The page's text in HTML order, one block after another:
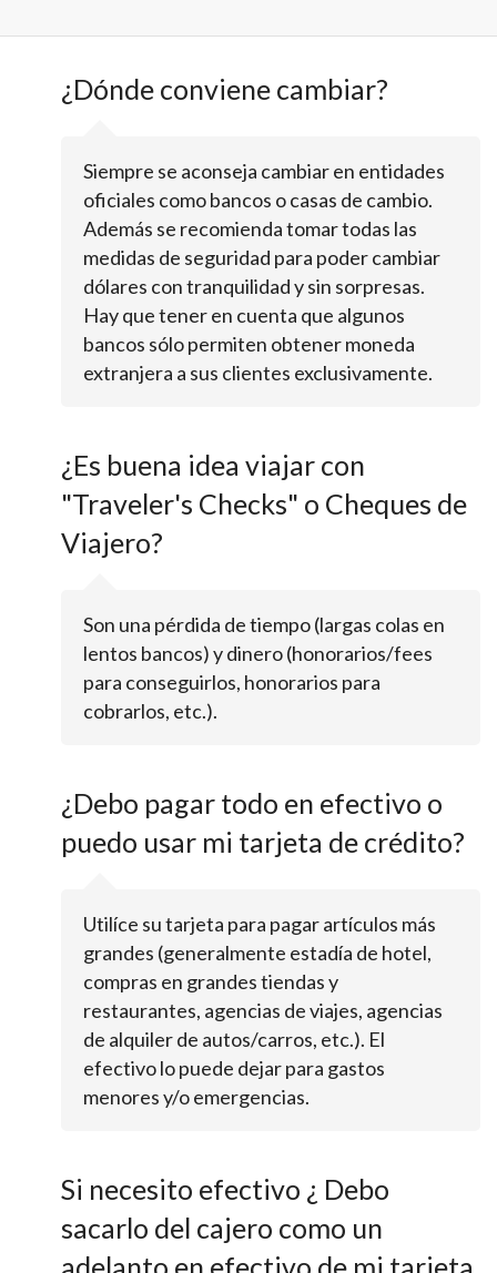
¿Dónde conviene cambiar?
Siempre se aconseja cambiar en entidades
oficiales como bancos o casas de cambio.
Además se recomienda tomar todas las
medidas de seguridad para poder cambiar
dólares con tranquilidad y sin sorpresas.
Hay que tener en cuenta que algunos
bancos sólo permiten obtener moneda
extranjera a sus clientes exclusivamente.
¿Es buena idea viajar con
"Traveler's Checks" o Cheques de
Viajero?
Son una pérdida de tiempo (largas colas en
lentos bancos) y dinero (honorarios/fees
para conseguirlos, honorarios para
cobrarlos, etc.).
¿Debo pagar todo en efectivo o
puedo usar mi tarjeta de crédito?
Utilíce su tarjeta para pagar artículos más
grandes (generalmente estadía de hotel,
compras en grandes tiendas y
restaurantes, agencias de viajes, agencias
de alquiler de autos/carros, etc.). El
efectivo lo puede dejar para gastos
menores y/o emergencias.
Si necesito efectivo ¿ Debo
sacarlo del cajero como un